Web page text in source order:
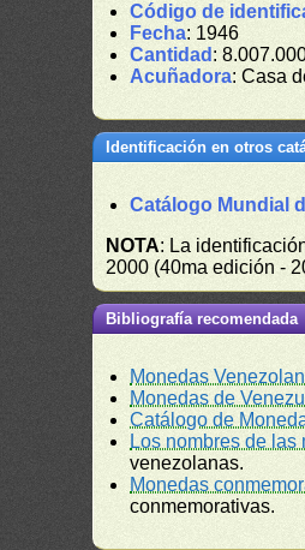
Código de
Fecha: 1946
Cantidad :
Acuñadora: Casa
Identificación en otros
Catálogo Mundial
NOTA: La
2000 (40ma edición -
Bibliografía recomendada
Monedas
Monedas de
Catálogo de
Los nombres de
venezolanas.
Monedas
conmemorativas.